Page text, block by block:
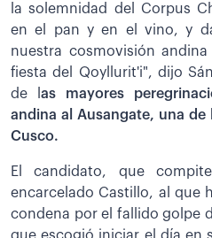
la solemnidad del Corpus
en el pan y en el vino, y
nuestra cosmovisión
fiesta del Qoyllurit'i", dijo
de l as mayores
andina al Ausangate, una
Cusco.
El candidato, que
encarcelado Castillo, al que
condena por el fallido golpe
que escogió iniciar el día en